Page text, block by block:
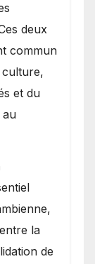
deux
commun
et du
au
la
de